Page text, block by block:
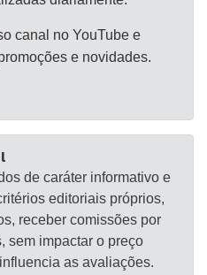
canal no YouTube e
e novidades.
de caráter informativo e
editoriais próprios,
receber comissões por
sem impactar o preço
as avaliações.